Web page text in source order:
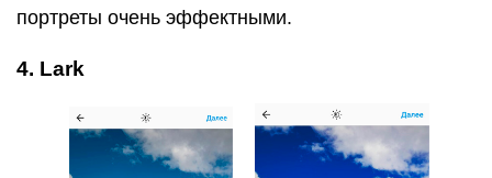
портреты очень эффектными.
4. Lark